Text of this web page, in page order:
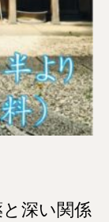
深い関係